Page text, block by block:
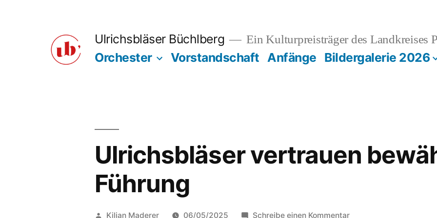
Ulrichsbläser Büchlberg Ein Kulturpreisträger des Landkreises
Orchester Vorstandschaft Anfänge Bildergalerie 2026
Ulrichsbläser vertrauen
Führung
Veröffentlicht
Kilian Maderer 06/05/2025 Schreibe einen Kommentarzu